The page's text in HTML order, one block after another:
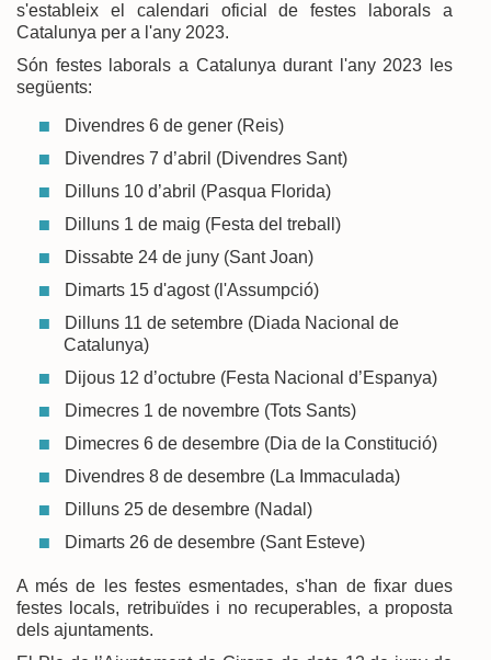
s'estableix el calendari oficial de festes laborals a
Catalunya per a l'any 2023.
Són festes laborals a Catalunya durant l'any 2023 les
següents:
Divendres 6 de gener (Reis)
Divendres 7 d’abril (Divendres Sant)
Dilluns 10 d’abril (Pasqua Florida)
Dilluns 1 de maig (Festa del treball)
Dissabte 24 de juny (Sant Joan)
Dimarts 15 d'agost (l'Assumpció)
Dilluns 11 de setembre (Diada Nacional de
Catalunya)
Dijous 12 d’octubre (Festa Nacional d’Espanya)
Dimecres 1 de novembre (Tots Sants)
Dimecres 6 de desembre (Dia de la Constitució)
Divendres 8 de desembre (La Immaculada)
Dilluns 25 de desembre (Nadal)
Dimarts 26 de desembre (Sant Esteve)
A més de les festes esmentades, s'han de fixar dues
festes locals, retribuïdes i no recuperables, a proposta
dels ajuntaments.